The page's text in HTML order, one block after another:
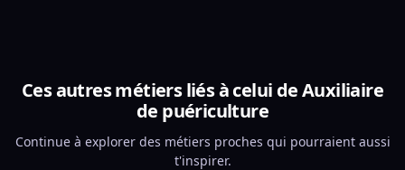
Ces autres métiers liés à celui de Auxiliaire
de puériculture
Continue à explorer des métiers proches qui pourraient aussi
t'inspirer.